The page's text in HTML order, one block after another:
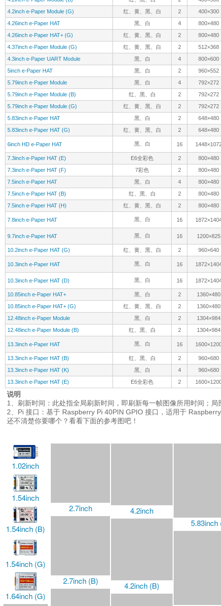
5.79inch e-Paper Module (B)
红、黑、白 2
792×272
5.79inch e-Paper Module (G)
红、黄、黑、白 2
792×272
5.83inch e-Paper HAT
黑、白 2
648×480
5.83inch e-Paper HAT (G)
红、黄、黑、白 2 648×480
6inch HD e-Paper HAT 黑、白 16
7.3inch e-Paper HAT (E) E6全彩色 2
800×480
7.3inch e-Paper HAT (F)
7彩色 2
800×480
7.5inch e-Paper HAT
黑、白 4
800×480
7.5inch e-Paper HAT (B)
红、黑、白 2
800×480
7.5inch e-Paper HAT (H)
红、黄、黑、白 2 800×480
7.8inch e-Paper HAT 黑、白 16
9.7inch e-Paper HAT 黑、白 16 1200×825
10.2inch e-Paper HAT (G) 红、黄、黑、白 2 960×640
10.3inch e-Paper HAT 黑、白
10.3inch e-Paper HAT (D) 黑、白 16
10.85inch e-Paper HAT+ 黑、白 2
1360×480
红、黄、黑、白
12.48inch e-Paper Module
黑、白 2
1304×984
12.48inch e-Paper Module (B)
红、黑、白 2 1304×984
13.3inch e-Paper HAT 黑、白
13.3inch e-Paper HAT (B) 红、黑、白 2
960×680
13.3inch e-Paper HAT (K)
黑、白 4
960×680
13.3inch e-Paper HAT (E)
E6全彩色 2
说明
1、刷新时间：此处指全局刷新时间，即刷新每一帧图像所用时间；
2、Pi 接口：基于 Raspberry Pi 40PIN GPIO 接口，适用于
还不清楚你要哪个？看看下面的参考图吧！
1.02inch
1.54inch
1.54inch (G)
1.64inch (G)
2.13inch
2.13inch Plus
2.7inch
2.9inch (B)
4.2inch (B)
4.26inch (G)
7.3inch